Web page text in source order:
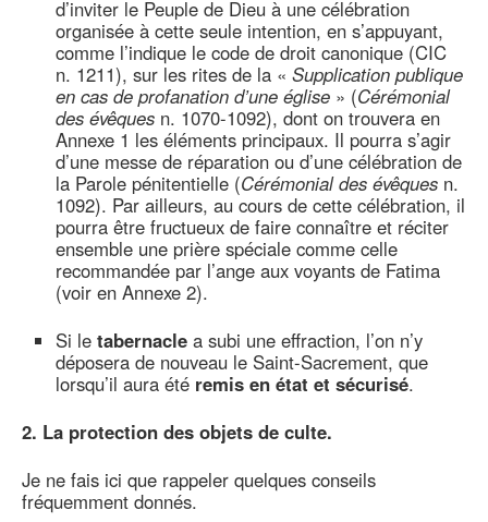
d’inviter le Peuple de Dieu à une célébration
organisée à cette seule intention, en s’appuyant,
comme l’indique le code de droit canonique (CIC
n. 1211), sur les rites de la « Supplication publique
en cas de profanation d’une église » (Cérémonial
des évêques n. 1070-1092), dont on trouvera en
Annexe 1 les éléments principaux. Il pourra s’agir
d’une messe de réparation ou d’une célébration de
la Parole pénitentielle (Cérémonial des évêques n.
1092). Par ailleurs, au cours de cette célébration, il
pourra être fructueux de faire connaître et réciter
ensemble une prière spéciale comme celle
recommandée par l’ange aux voyants de Fatima
(voir en Annexe 2).
Si le tabernacle a subi une effraction, l’on n’y
déposera de nouveau le Saint-Sacrement, que
lorsqu’il aura été remis en état et sécurisé.
2. La protection des objets de culte.
Je ne fais ici que rappeler quelques conseils
fréquemment donnés.